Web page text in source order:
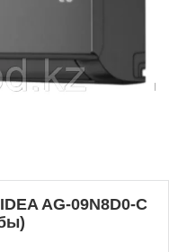
AG-09N8D0-С